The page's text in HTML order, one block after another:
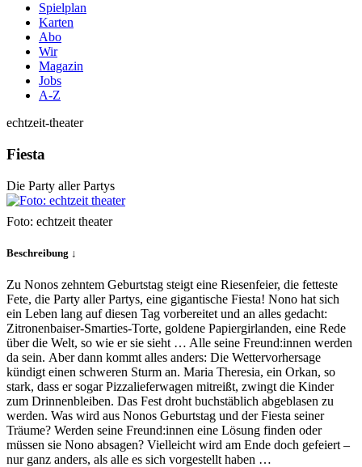
Spielplan
Karten
Abo
Wir
Magazin
Jobs
A-Z
echtzeit-theater
Fiesta
Die Party aller Partys
Foto: echtzeit theater
Beschreibung ↓
Zu Nonos zehntem Geburtstag steigt eine Riesenfeier, die fetteste
Fete, die Party aller Partys, eine gigantische Fiesta! Nono hat sich
ein Leben lang auf diesen Tag vorbereitet und an alles gedacht:
Zitronenbaiser-Smarties-Torte, goldene Papiergirlanden, eine Rede
über die Welt, so wie er sie sieht … Alle seine Freund:innen werden
da sein. Aber dann kommt alles anders: Die Wettervorhersage
kündigt einen schweren Sturm an. Maria Theresia, ein Orkan, so
stark, dass er sogar Pizzalieferwagen mitreißt, zwingt die Kinder
zum Drinnenbleiben. Das Fest droht buchstäblich abgeblasen zu
werden. Was wird aus Nonos Geburtstag und der Fiesta seiner
Träume? Werden seine Freund:innen eine Lösung finden oder
müssen sie Nono absagen? Vielleicht wird am Ende doch gefeiert –
nur ganz anders, als alle es sich vorgestellt haben …